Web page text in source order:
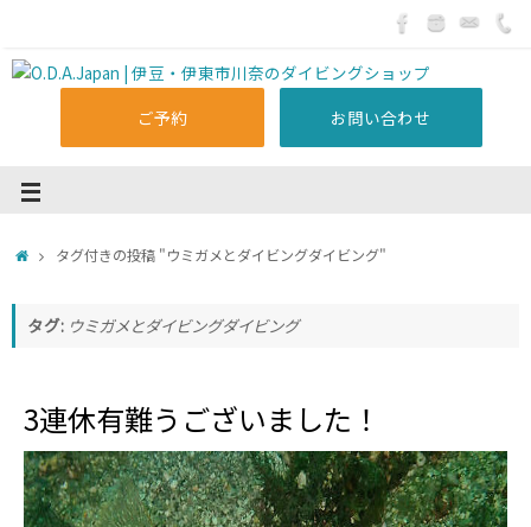
ご予約 お問い合わせ
タグ付きの投稿 "ウミガメとダイビングダイビング"
タグ: ウミガメとダイビングダイビング
3連休有難うございました！